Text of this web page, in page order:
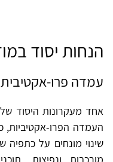
הנחות יסוד
עמדה פרו-אקטיבית
אחד מעקרונות היסוד
העמדה הפרו-אקטיביות,
שינוי מונחים על כתפיה